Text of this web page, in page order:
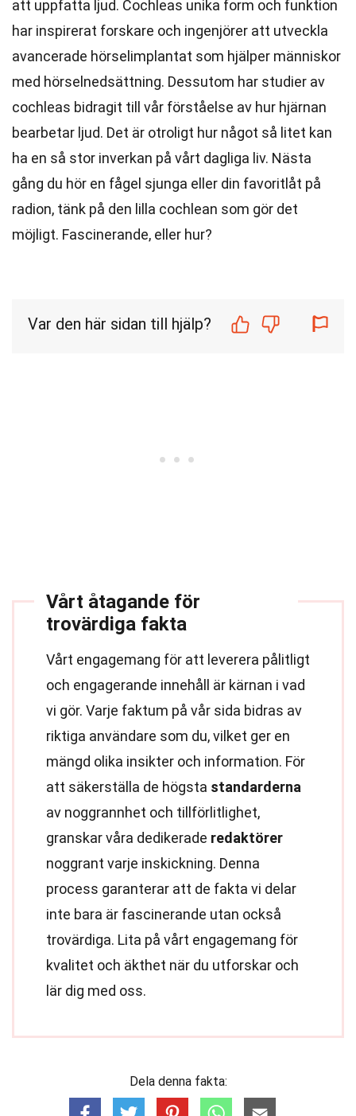
att uppfatta ljud. Cochleas unika form och funktion
har inspirerat forskare och ingenjörer att utveckla
avancerade hörselimplantat som hjälper människor
med hörselnedsättning. Dessutom har studier av
cochleas bidragit till vår förståelse av hur hjärnan
bearbetar ljud. Det är otroligt hur något så litet kan
ha en så stor inverkan på vårt dagliga liv. Nästa
gång du hör en fågel sjunga eller din favoritlåt på
radion, tänk på den lilla cochlean som gör det
möjligt. Fascinerande, eller hur?
Var den här sidan till hjälp?
Vårt åtagande för
trovärdiga fakta
Vårt engagemang för att leverera pålitligt
och engagerande innehåll är kärnan i vad
vi gör. Varje faktum på vår sida bidras av
riktiga användare som du, vilket ger en
mängd olika insikter och information. För
att säkerställa de högsta standarderna
av noggrannhet och tillförlitlighet,
granskar våra dedikerade redaktörer
noggrant varje inskickning. Denna
process garanterar att de fakta vi delar
inte bara är fascinerande utan också
trovärdiga. Lita på vårt engagemang för
kvalitet och äkthet när du utforskar och
lär dig med oss.
Dela denna fakta: